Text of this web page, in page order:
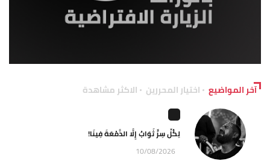
آخر المواضيع اختيار المحررين الاكثر مشاهدة
لِكُلِّ سِرٍّ ثَوَابٌ إِلَّا الدَّمْعَةَ فِينَا!
10/08/2026